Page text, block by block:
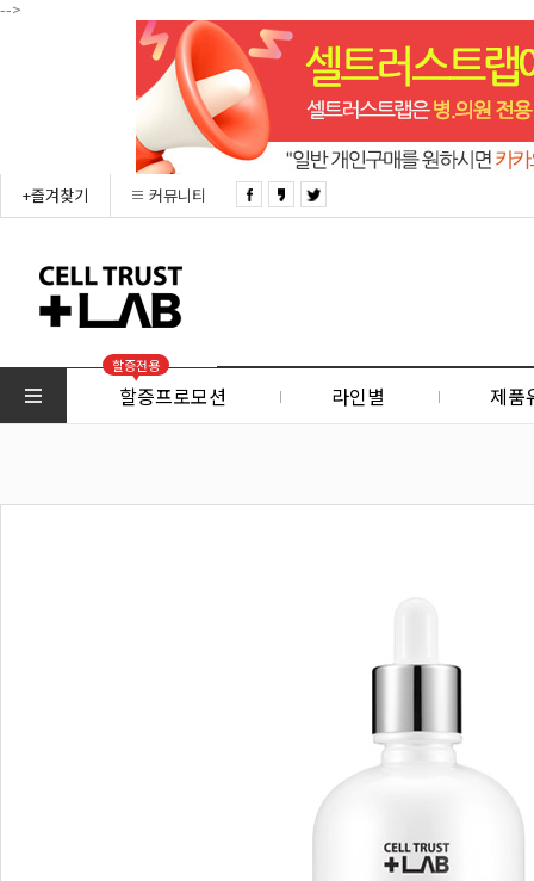
-->
+즐겨찾기 커뮤니티
할증전용
할증프로모션 라인별 제품